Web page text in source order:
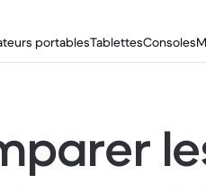
portablesTablettesConsoles